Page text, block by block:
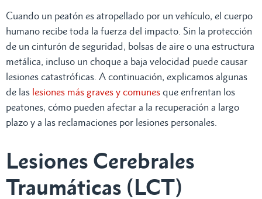
Cuando un peatón es atropellado por un vehículo, el cuerpo
humano recibe toda la fuerza del impacto. Sin la protección
de un cinturón de seguridad, bolsas de aire o una estructura
metálica, incluso un choque a baja velocidad puede causar
lesiones catastróficas. A continuación, explicamos algunas
de las lesiones más graves y comunes que enfrentan los
peatones, cómo pueden afectar a la recuperación a largo
plazo y a las reclamaciones por lesiones personales.
Lesiones Cerebrales
Traumáticas (LCT)